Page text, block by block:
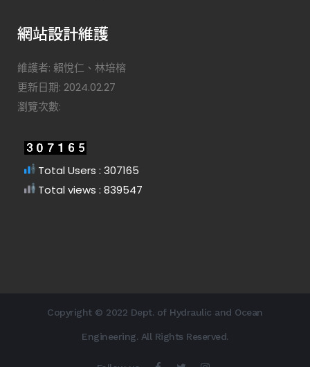
網站設計維護
維護者: 賴悅仁、林培榕
更新日期: 2024.02.27
瀏覽次數:
Total Users : 307165
Total views : 839547
Copyright © 2022 Dept. of Hydraulic and Ocean
Engineering. All Rights Reserved.